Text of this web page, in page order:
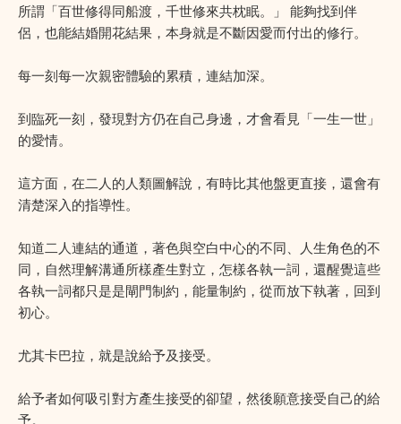
所謂「百世修得同船渡，千世修來共枕眠。」 能夠找到伴
侶，也能結婚開花結果，本身就是不斷因愛而付出的修行。
每一刻每一次親密體驗的累積，連結加深。
到臨死一刻，發現對方仍在自己身邊，才會看見「一生一世」
的愛情。
這方面，在二人的人類圖解說，有時比其他盤更直接，還會有
清楚深入的指導性。
知道二人連結的通道，著色與空白中心的不同、人生角色的不
同，自然理解溝通所樣產生對立，怎樣各執一詞，還醒覺這些
各執一詞都只是是閘門制約，能量制約，從而放下執著，回到
初心。
尤其卡巴拉，就是說給予及接受。
給予者如何吸引對方產生接受的卻望，然後願意接受自己的給
予。